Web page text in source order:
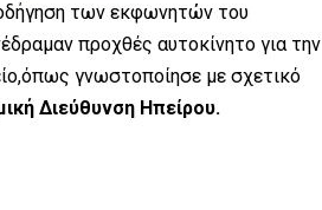
των εκφωνητών του
προχθές αυτοκίνητο για την
γνωστοποίησε με σχετικό
Διεύθυνση Ηπείρου.